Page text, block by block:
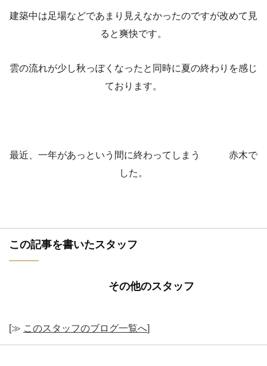
建築中は足場などであまり見えなかったのですが改めて見
ると爽快です。
雲の流れが少し秋っぽくなったと同時に夏の終わりを感じ
ております。
最近、一年があっという間に終わってしまう 赤木で
した。
この記事を書いたスタッフ
その他のスタッフ
[≫ このスタッフのブログ一覧へ]